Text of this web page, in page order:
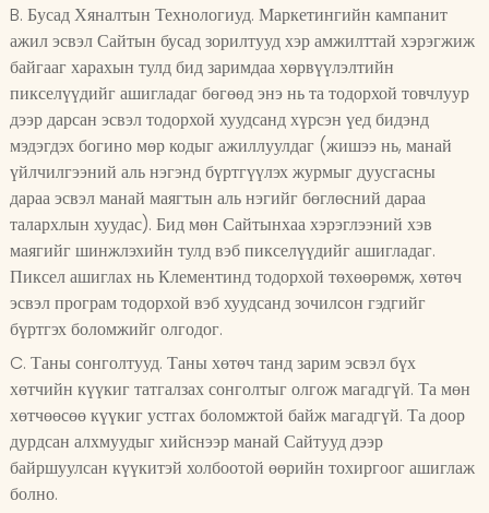
B. Бусад Хяналтын Технологиуд. Маркетингийн кампанит
ажил эсвэл Сайтын бусад зорилтууд хэр амжилттай хэрэгжиж
байгааг харахын тулд бид заримдаа хөрвүүлэлтийн
пикселүүдийг ашигладаг бөгөөд энэ нь та тодорхой товчлуур
дээр дарсан эсвэл тодорхой хуудсанд хүрсэн үед бидэнд
мэдэгдэх богино мөр кодыг ажиллуулдаг (жишээ нь, манай
үйлчилгээний аль нэгэнд бүртгүүлэх журмыг дуусгасны
дараа эсвэл манай маягтын аль нэгийг бөглөсний дараа
талархлын хуудас). Бид мөн Сайтынхаа хэрэглээний хэв
маягийг шинжлэхийн тулд вэб пикселүүдийг ашигладаг.
Пиксел ашиглах нь Клементинд тодорхой төхөөрөмж, хөтөч
эсвэл програм тодорхой вэб хуудсанд зочилсон гэдгийг
бүртгэх боломжийг олгодог.
C. Таны сонголтууд. Таны хөтөч танд зарим эсвэл бүх
хөтчийн күүкиг татгалзах сонголтыг олгож магадгүй. Та мөн
хөтчөөсөө күүкиг устгах боломжтой байж магадгүй. Та доор
дурдсан алхмуудыг хийснээр манай Сайтууд дээр
байршуулсан күүкитэй холбоотой өөрийн тохиргоог ашиглаж
болно.